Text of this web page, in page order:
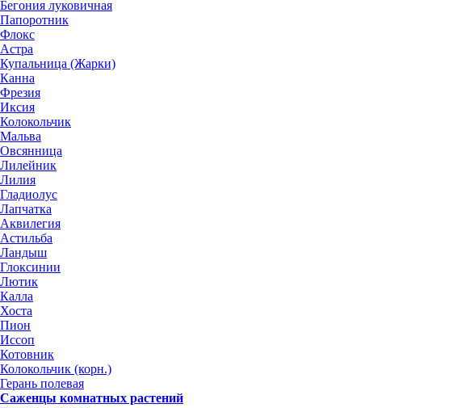
Бегония луковичная
Папоротник
Флокс
Астра
Купальница (Жарки)
Канна
Фрезия
Иксия
Колокольчик
Мальва
Овсянница
Лилейник
Лилия
Гладиолус
Лапчатка
Аквилегия
Астильба
Ландыш
Глоксинии
Лютик
Калла
Хоста
Пион
Иссоп
Котовник
Колокольчик (корн.)
Герань полевая
Саженцы комнатных растений